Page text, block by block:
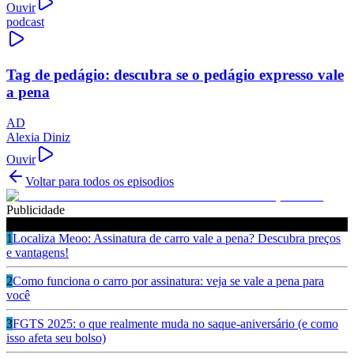
Ouvir
podcast
Tag de pedágio: descubra se o pedágio expresso vale
a pena
AD
Alexia Diniz
Ouvir
Voltar para todos os episodios
Publicidade
1Localiza Meoo: Assinatura de carro vale a pena? Descubra preços
e vantagens!
2Como funciona o carro por assinatura: veja se vale a pena para
você
3FGTS 2025: o que realmente muda no saque-aniversário (e como
isso afeta seu bolso)